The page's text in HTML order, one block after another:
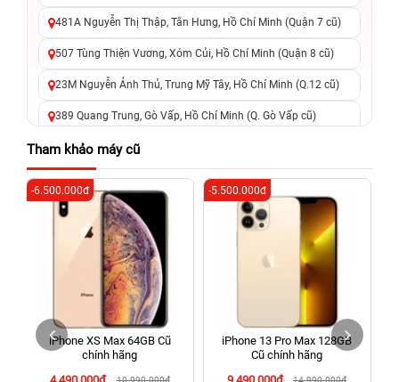
481A Nguyễn Thị Thập, Tân Hưng, Hồ Chí Minh (Quận 7 cũ)
507 Tùng Thiện Vương, Xóm Củi, Hồ Chí Minh (Quận 8 cũ)
23M Nguyễn Ảnh Thủ, Trung Mỹ Tây, Hồ Chí Minh (Q.12 cũ)
389 Quang Trung, Gò Vấp, Hồ Chí Minh (Q. Gò Vấp cũ)
625 - 625A Âu Cơ, Tân Phú, Hồ Chí Minh (Quận Tân Phú cũ)
326 Lê Văn Việt, Tăng Nhơn Phú, Hồ Chí Minh (Q.9 TP. Thủ
Đức cũ)
256 Võ Văn Ngân, Thủ Đức, Hồ Chí Minh (Bình Thọ, TP. Thủ
Đức Cũ)
70 Nguyễn An Ninh, Dĩ An, Hồ Chí Minh (Bình Dương Cũ)
24h Vũng Tàu: 162A Ba Cu, Vũng Tàu, Hồ Chí Minh (TP. Vũng
Tàu cũ)
198 Hoàng Văn Thụ, Tân Sơn Nhất, Hồ Chí Minh (Tân Bình
Tham khảo máy cũ
iPhone XS Max 64GB Cũ
chính hãng
10.990.000đ
-6.500.000đ
iPhone 13 Pro Max 128GB
Cũ chính hãng
14.990.000đ
-5.500.000đ